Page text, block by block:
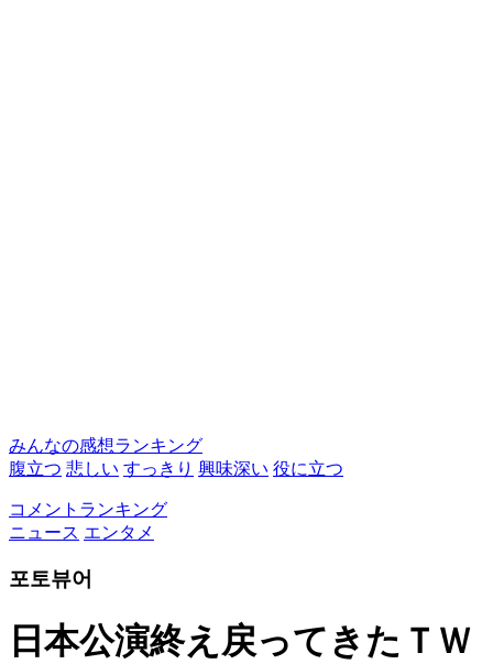
みんなの感想ランキング
腹立つ 悲しい すっきり 興味深い 役に立つ
コメントランキング
ニュース エンタメ
포토뷰어
日本公演終え戻ってきたＴＷ